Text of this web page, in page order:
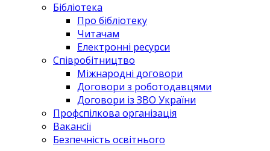
Бібліотека
Про бібліотеку
Читачам
Електронні ресурси
Співробітництво
Міжнародні договори
Договори з роботодавцями
Договори із ЗВО України
Профспілкова організація
Вакансії
Безпечність освітнього